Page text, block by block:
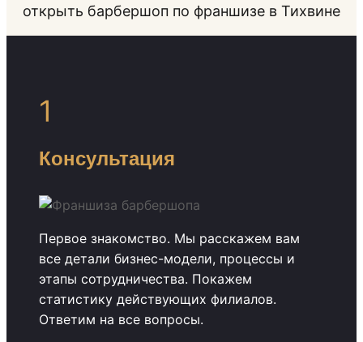
открыть барбершоп по франшизе в Тихвине
1
Консультация
Первое знакомство. Мы расскажем вам
все детали бизнес-модели, процессы и
этапы сотрудничества. Покажем
статистику действующих филиалов.
Ответим на все вопросы.